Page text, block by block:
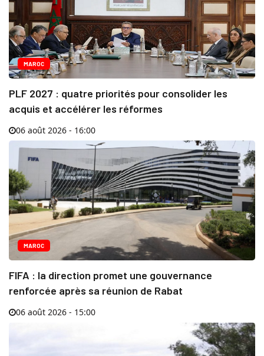
MAROC
PLF 2027 : quatre priorités pour consolider les
acquis et accélérer les réformes
06 août 2026 - 16:00
MAROC
FIFA : la direction promet une gouvernance
renforcée après sa réunion de Rabat
06 août 2026 - 15:00